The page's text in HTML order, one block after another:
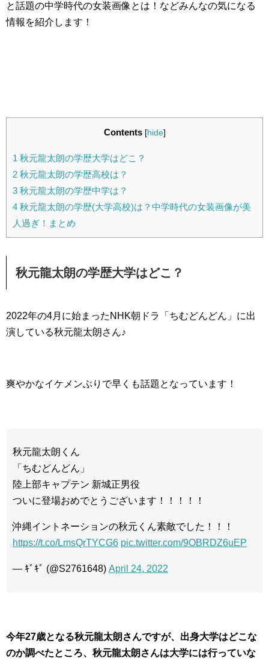
と話題の中学時代の女装画像とは！などみんなの気になる
情報を紹介します！
Contents [hide]
1 秋元龍太朗の学歴大学はどこ？
2 秋元龍太朗の学歴高校は？
3 秋元龍太朗の学歴中学は？
4 秋元龍太朗の学歴(大学高校)は？中学時代の女装画像が美
人過ぎ！まとめ
秋元龍太朗の学歴大学はどこ？
2022年の4月に始まったNHK朝ドラ「ちむどんどん」に出
演している秋元龍太朗さん♪
爽やかなイケメンぶりで早くも話題となっています！
秋元龍太朗くん
「ちむどんどん」
陸上部キャプテン 新城正男役
ついに登場おめでとうございます！！！！！
沖縄イントネーションの秋元くん素敵でした！！！
https://t.co/LmsQrTYCG6 pic.twitter.com/9OBRDZ6uEP
— ｷﾞｷﾞ (@S2761648) April 24, 2022
今年27歳となる秋元龍太朗さんですが、出身大学はどこな
のか調べたところ、秋元龍太朗さんは大学には行っていな